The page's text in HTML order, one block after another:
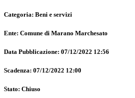
Categoria: Beni e servizi
Ente: Comune di Marano Marchesato
Data Pubblicazione: 07/12/2022 12:56
Scadenza: 07/12/2022 12:00
Stato: Chiuso